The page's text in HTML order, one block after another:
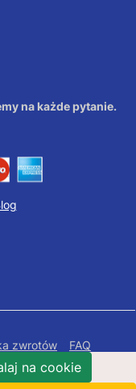
na każde pytanie.
zwrotów
FAQ
Strony
na cookie